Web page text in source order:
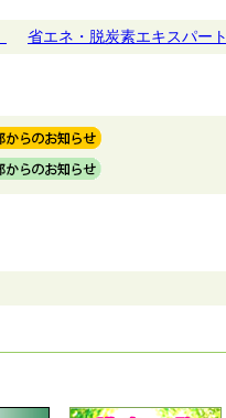
省エネ・脱炭素エキスパート